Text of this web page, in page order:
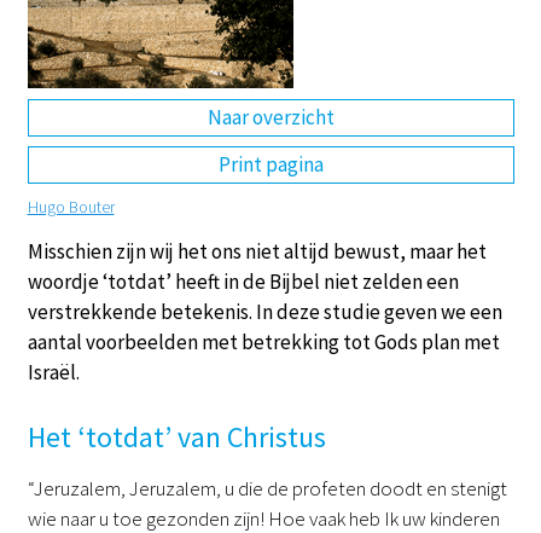
Naar overzicht
Print pagina
Hugo Bouter
Misschien zijn wij het ons niet altijd bewust, maar het
woordje ‘totdat’ heeft in de Bijbel niet zelden een
verstrekkende betekenis. In deze studie geven we een
aantal voorbeelden met betrekking tot Gods plan met
Israël.
Het ‘totdat’ van Christus
“Jeruzalem, Jeruzalem, u die de profeten doodt en stenigt
wie naar u toe gezonden zijn! Hoe vaak heb Ik uw kinderen
DE EN